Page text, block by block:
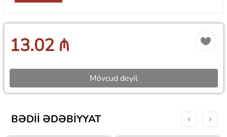
13.02 ₼
Mövcud deyil
BƏDII ƏDƏBIYYAT